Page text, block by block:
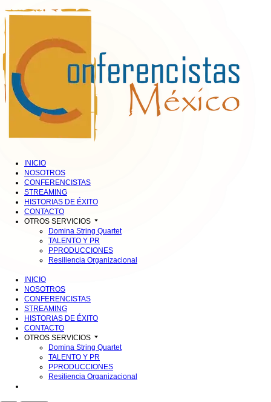
INICIO
NOSOTROS
CONFERENCISTAS
STREAMING
HISTORIAS DE ÉXITO
CONTACTO
OTROS SERVICIOS
Domina String Quartet
TALENTO Y PR
PPRODUCCIONES
Resiliencia Organizacional
INICIO
NOSOTROS
CONFERENCISTAS
STREAMING
HISTORIAS DE ÉXITO
CONTACTO
OTROS SERVICIOS
Domina String Quartet
TALENTO Y PR
PPRODUCCIONES
Resiliencia Organizacional